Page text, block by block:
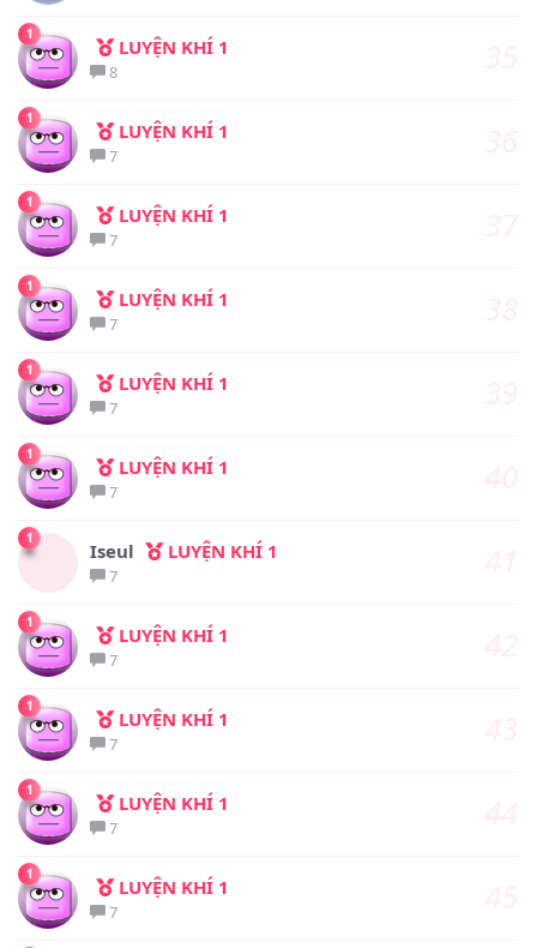
1
LUYỆN KHÍ 1
8
1
LUYỆN KHÍ 1
7
1
LUYỆN KHÍ 1
7
1
LUYỆN KHÍ 1
7
1
LUYỆN KHÍ 1
7
1
LUYỆN KHÍ 1
7
1
Iseul LUYỆN KHÍ 1
7
1
LUYỆN KHÍ 1
7
1
LUYỆN KHÍ 1
7
1
LUYỆN KHÍ 1
7
1
LUYỆN KHÍ 1
7